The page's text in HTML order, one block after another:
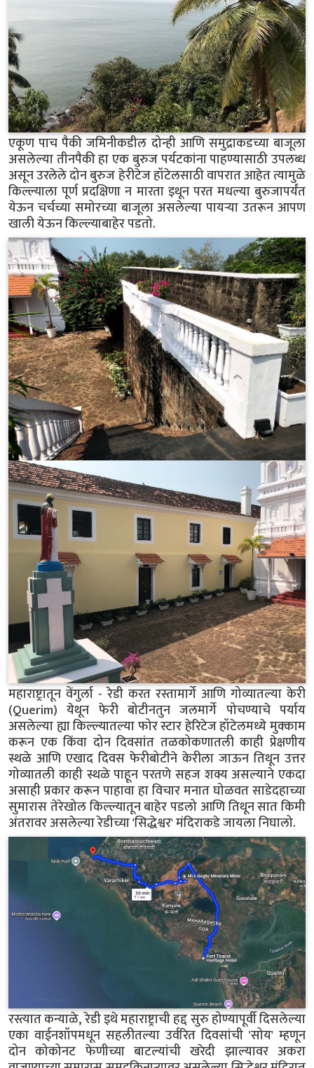
एकूण पाच पैकी जमिनीकडील दोन्ही आणि समुद्राकडच्या बाजूला
असलेल्या तीनपैकी हा एक बुरुज पर्यटकांना पाहण्यासाठी उपलब्ध
असून उरलेले दोन बुरुज हेरीटेज हॉटेलसाठी वापरात आहेत त्यामुळे
किल्ल्याला पूर्ण प्रदक्षिणा न मारता इथून परत मधल्या बुरुजापर्यंत
येऊन चर्चच्या समोरच्या बाजूला असलेल्या पायऱ्या उतरून आपण
खाली येऊन किल्ल्याबाहेर पडतो.
महाराष्ट्रातून वेंगुर्ला - रेडी करत रस्तामार्गे आणि गोव्यातल्या केरी
(Querim) येथून फेरी बोटीनतुन जलमार्गे पोचण्याचे पर्याय
असलेल्या ह्या किल्ल्यातल्या फोर स्टार हेरिटेज हॉटेलमध्ये मुक्काम
करून एक किंवा दोन दिवसांत तळकोकणातली काही प्रेक्षणीय
स्थळे आणि एखाद दिवस फेरीबोटीने केरीला जाऊन तिथून उत्तर
गोव्यातली काही स्थळे पाहून परतणे सहज शक्य असल्याने एकदा
असाही प्रकार करून पाहावा हा विचार मनात घोळवत साडेदहाच्या
सुमारास तेरेखोल किल्ल्यातून बाहेर पडलो आणि तिथून सात किमी
अंतरावर असलेल्या रेडीच्या 'सिद्धेश्वर' मंदिराकडे जायला निघालो.
रस्त्यात कन्याळे, रेडी इथे महाराष्ट्राची हद्द सुरु होण्यापूर्वी दिसलेल्या
एका वाईनशॉपमधून सहलीतल्या उर्वरित दिवसांची 'सोय' म्हणून
दोन कोकोनट फेणीच्या बाटल्यांची खरेदी झाल्यावर अकरा